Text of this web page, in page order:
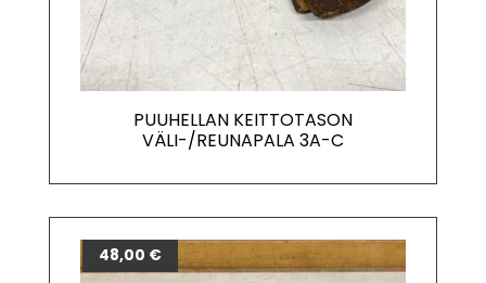
PUUHELLAN KEITTOTASON
VÄLI-/REUNAPALA 3A-C
48,00 €